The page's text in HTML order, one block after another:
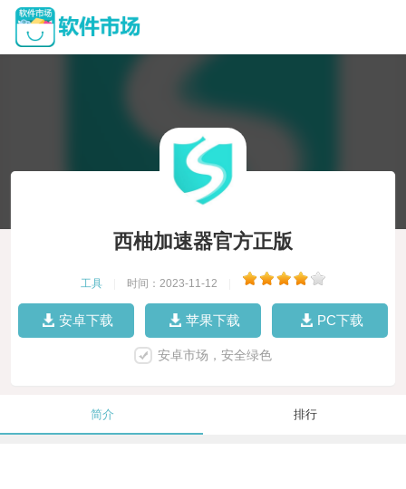
西柚加速器官方正版
工具 时间：2023-11-12
安卓下载 苹果下载 PC下载
安卓市场，安全绿色
简介 排行